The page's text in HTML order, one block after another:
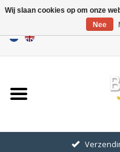
Home
Uitverkoop
Wij slaan cookies op om onze
Nee